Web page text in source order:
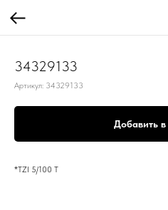
34329133
Артикул: 34329133
Добавить в
*TZI 5/100 T